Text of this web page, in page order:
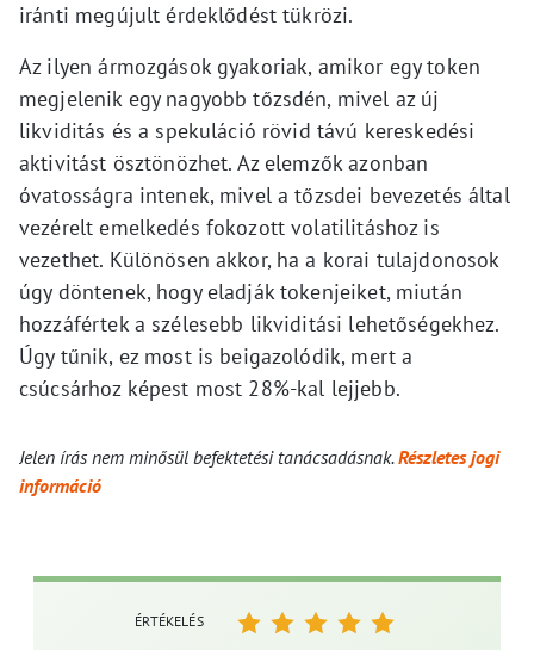
iránti megújult érdeklődést tükrözi.
Az ilyen ármozgások gyakoriak, amikor egy token
megjelenik egy nagyobb tőzsdén, mivel az új
likviditás és a spekuláció rövid távú kereskedési
aktivitást ösztönözhet. Az elemzők azonban
óvatosságra intenek, mivel a tőzsdei bevezetés által
vezérelt emelkedés fokozott volatilitáshoz is
vezethet. Különösen akkor, ha a korai tulajdonosok
úgy döntenek, hogy eladják tokenjeiket, miután
hozzáfértek a szélesebb likviditási lehetőségekhez.
Úgy tűnik, ez most is beigazolódik, mert a
csúcsárhoz képest most 28%-kal lejjebb.
Jelen írás nem minősül befektetési tanácsadásnak.Részletes jogi
információ
ÉRTÉKELÉS